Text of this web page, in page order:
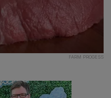
FARM PROGESS